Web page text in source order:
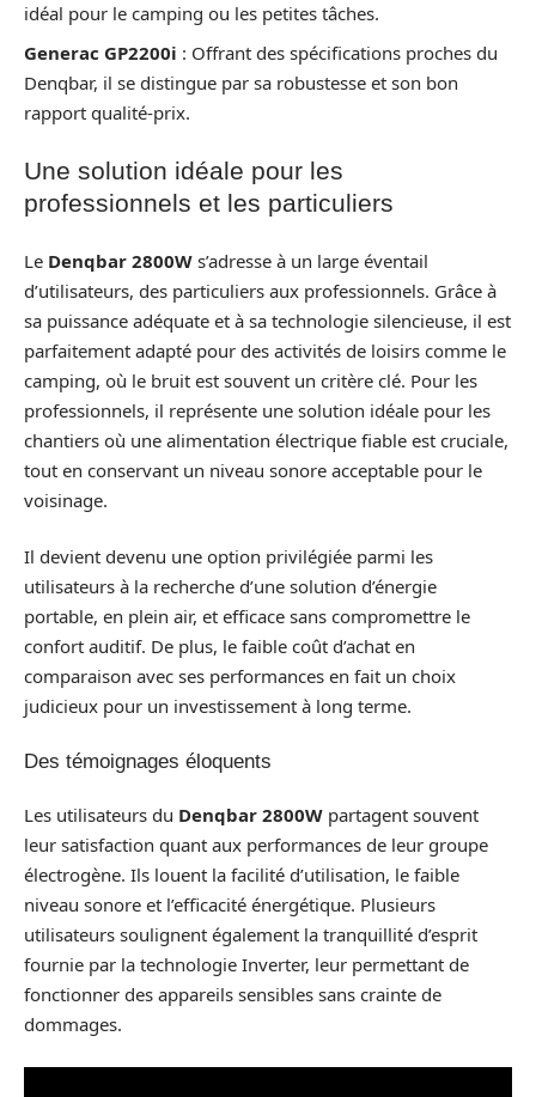
idéal pour le camping ou les petites tâches.
Generac GP2200i : Offrant des spécifications proches du
Denqbar, il se distingue par sa robustesse et son bon
rapport qualité-prix.
Une solution idéale pour les
professionnels et les particuliers
Le Denqbar 2800W s’adresse à un large éventail
d’utilisateurs, des particuliers aux professionnels. Grâce à
sa puissance adéquate et à sa technologie silencieuse, il est
parfaitement adapté pour des activités de loisirs comme le
camping, où le bruit est souvent un critère clé. Pour les
professionnels, il représente une solution idéale pour les
chantiers où une alimentation électrique fiable est cruciale,
tout en conservant un niveau sonore acceptable pour le
voisinage.
Il devient devenu une option privilégiée parmi les
utilisateurs à la recherche d’une solution d’énergie
portable, en plein air, et efficace sans compromettre le
confort auditif. De plus, le faible coût d’achat en
comparaison avec ses performances en fait un choix
judicieux pour un investissement à long terme.
Des témoignages éloquents
Les utilisateurs du Denqbar 2800W partagent souvent
leur satisfaction quant aux performances de leur groupe
électrogène. Ils louent la facilité d’utilisation, le faible
niveau sonore et l’efficacité énergétique. Plusieurs
utilisateurs soulignent également la tranquillité d’esprit
fournie par la technologie Inverter, leur permettant de
fonctionner des appareils sensibles sans crainte de
dommages.